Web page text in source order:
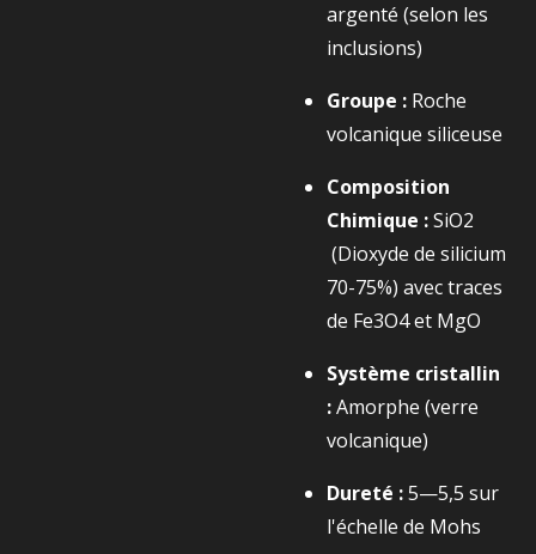
argenté (selon les
inclusions)
Groupe : Roche
volcanique siliceuse
Composition
Chimique :SiO2​
(Dioxyde de silicium
70-75%) avec traces
de Fe3​O4​et MgO
Système cristallin
:Amorphe (verre
volcanique)
Dureté :5—5,5 sur
l'échelle de Mohs